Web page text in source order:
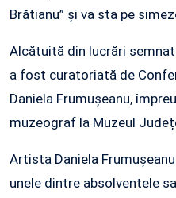
Brătianu” și va sta pe
Alcătuită din lucrări
a fost curatoriată de
Daniela Frumușeanu,
muzeograf la Muzeul
Artista Daniela
unele dintre absolventele